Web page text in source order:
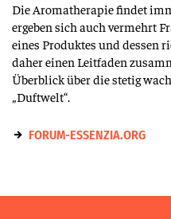
Die Aromatherapie findet
ergeben sich auch vermehrt
eines Produktes und dessen
daher einen Leitfaden
Überblick über die stetig
„Duftwelt“.
FORUM-ESSENZIA.ORG